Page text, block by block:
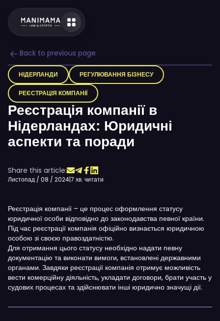
Back to previous page
НІДЕРЛАНДИ РЕГУЛЮВАННЯ БІЗНЕСУ
РЕЄСТРАЦІЯ КОМПАНІЇ
Реєстрація компанії в
Нідерландах: Юридичні
аспекти та поради
Share this article:
Листопад / 08 / 2024|7 хв. читати
Реєстрація компанії – це процес оформлення статусу
юридичної особи відповідно до законодавства певної країни.
Під час реєстрації компанія офіційно визнається юридичною
особою зі своєю правоздатністю.
Для отримання цього статусу необхідно надати певну
документацію та виконати вимоги, встановлені державними
органами. Завдяки реєстрації компанія отримує можливість
вести комерційну діяльність, укладати договори, брати участь у
судових процесах та здійснювати інші юридично значущі дії.